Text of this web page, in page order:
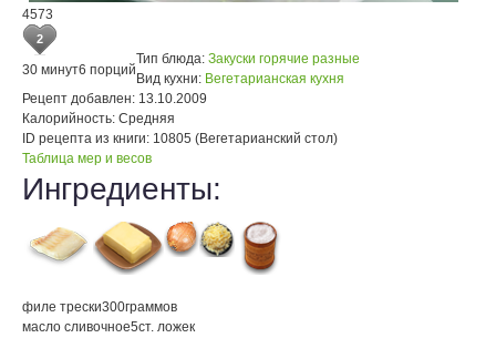
4573
2
30 минут6 порций
Тип блюда: Закуски горячие разные
Вид кухни: Вегетарианская кухня
Рецепт добавлен: 13.10.2009
Калорийность: Средняя
ID рецепта из книги: 10805 (Вегетарианский стол)
Таблица мер и весов
Ингредиенты:
филе трески300граммов
масло сливочное5ст. ложек